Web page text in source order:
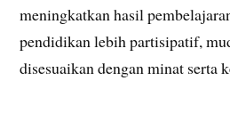
meningkatkan hasil
pendidikan lebih partisipatif,
disesuaikan dengan minat serta